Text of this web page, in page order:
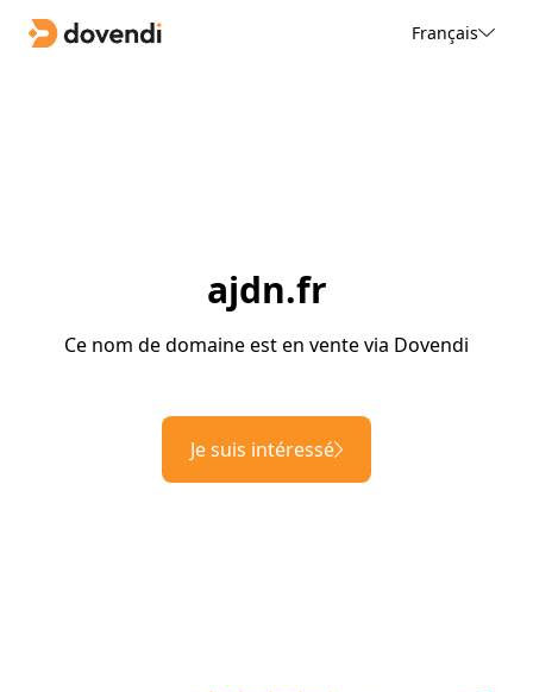
Français
ajdn.fr
Ce nom de domaine est en vente via Dovendi
Je suis intéressé